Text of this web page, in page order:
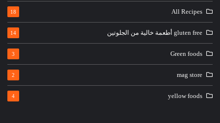
All Recipes
18
gluten free أطعمة خالية من الجلوتين 14
Green foods
3
mag store
2
yellow foods
4